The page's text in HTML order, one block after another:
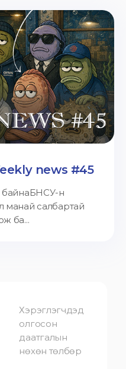
news #45
байнаБНСУ-н
манай салбартай
ба...
Хэрэглэгчдэд
олгосон
даатгалын
нөхөн төлбөр